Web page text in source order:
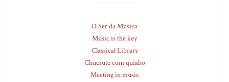
O Ser da Música
Music is the key
Classical Library
Chucrute com quiabo
Meeting in music